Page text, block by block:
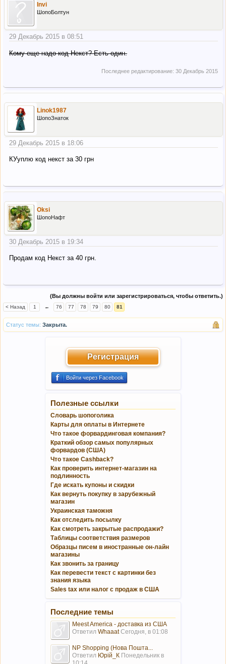
Invi
ШопоБолтун
29 Декабрь 2015 в 08:51
Кому еще надо код Некст? Есть один.
Последнее редактирование: 30 Декабрь 2015
Linok1987
ШопоЗнаток
29 Декабрь 2015 в 18:06
КУуплю код некст за 30 грн
Oksi
ШопоНафт
30 Декабрь 2015 в 19:34
Продам код Некст за 40 грн.
(Вы должны войти или зарегистрироваться, чтобы ответить.)
< Назад 1 ← 76 77 78 79 80 81
Статус темы: Закрыта.
Регистрация
Войти через Facebook
Полезные ссылки
Словарь шопоголика
Карты для оплаты в Интернете
Что такое форвардинговая компания?
Краткий обзор самых популярных
форвардов (США)
Что такое Cashback?
Как проверить интернет-магазин на
подлинность
Где искать купоны и скидки
Как вернуть покупку в зарубежный
магазин
Украинская таможня
Как отследить посылку
Как смотреть закрытые распродажи?
Таблицы соответствия размеров
Образцы писем в иностранные он-лайн
магазины
Как звонить за границу
Как перевести текст с картинки без
знания языка
Sales tax или налог с продаж в США
Последние темы
Meest America - доставка из США
Ответил Whaaat Сегодня, в 01:08
NP Shopping (Нова Пошта...
Ответил Юрій_К Понедельник в